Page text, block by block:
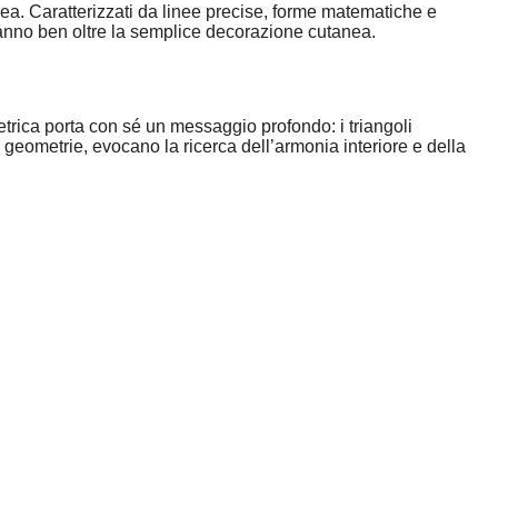
Caratterizzati da linee precise, forme matematiche e
ben oltre la semplice decorazione cutanea.
porta con sé un messaggio profondo: i triangoli
evocano la ricerca dell’armonia interiore e della